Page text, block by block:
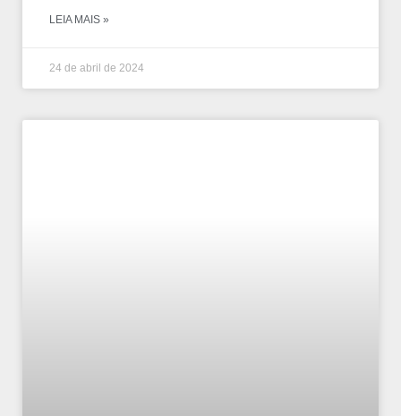
LEIA MAIS »
24 de abril de 2024